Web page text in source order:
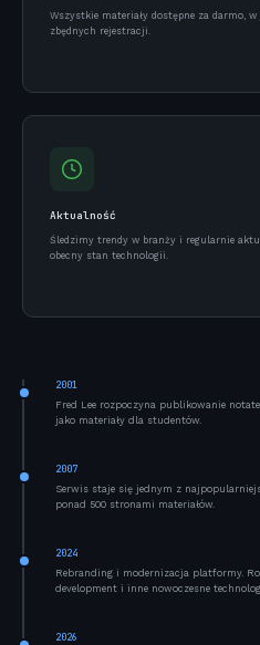
Wszystkie materiały dostępne za darmo,
zbędnych rejestracji.
Aktualność
Śledzimy trendy w branży i regularnie
obecny stan technologii.
2001
Fred Lee rozpoczyna publikowanie
jako materiały dla studentów.
2007
Serwis staje się jednym z
ponad 500 stronami materiałów.
2024
Rebranding i modernizacja platformy.
development i inne nowoczesne
2026